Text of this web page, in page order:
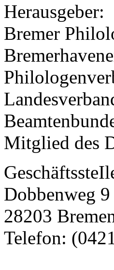
Herausgeber:
Bremer
Mitglied des
Dobbenweg 9
28203
Telefon: